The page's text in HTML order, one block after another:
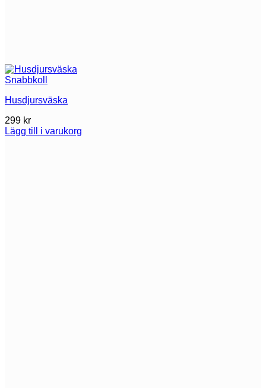
Snabbkoll
Husdjursväska
299 kr
Lägg till i varukorg